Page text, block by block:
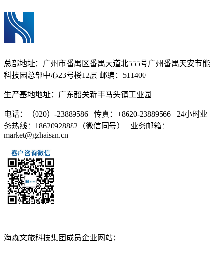
总部地址：广州市番禺区番禺大道北555号广州番禺天安节能
科技园总部中心23号楼12层 邮编：511400
生产基地地址：广东韶关新丰马头镇工业园
电话：（020）-23889586 传真：+8620-23889566 24小时业
务热线：18620928882（微信同号） 业务邮箱：
market@gzhaisan.cn
海森文旅科技集团成员企业网站：